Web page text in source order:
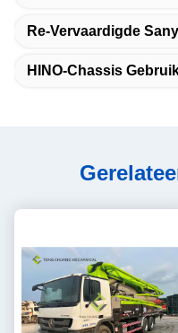
Re-Vervaardigde
HINO-Chassis